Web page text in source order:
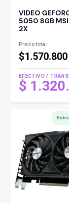
VIDEO
5050 8GB MSI
2X
Precio total
$1.570.800
EFECTIVO /
$